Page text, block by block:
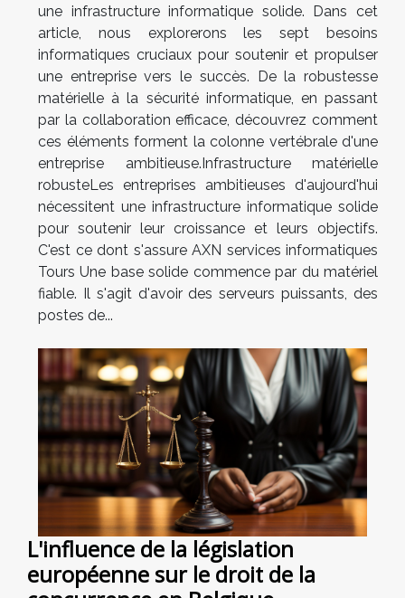
une infrastructure informatique solide. Dans cet
article, nous explorerons les sept besoins
informatiques cruciaux pour soutenir et propulser
une entreprise vers le succès. De la robustesse
matérielle à la sécurité informatique, en passant
par la collaboration efficace, découvrez comment
ces éléments forment la colonne vertébrale d'une
entreprise ambitieuse.Infrastructure matérielle
robusteLes entreprises ambitieuses d'aujourd'hui
nécessitent une infrastructure informatique solide
pour soutenir leur croissance et leurs objectifs.
C'est ce dont s'assure AXN services informatiques
Tours Une base solide commence par du matériel
fiable. Il s'agit d'avoir des serveurs puissants, des
postes de...
L'influence de la législation
européenne sur le droit de la